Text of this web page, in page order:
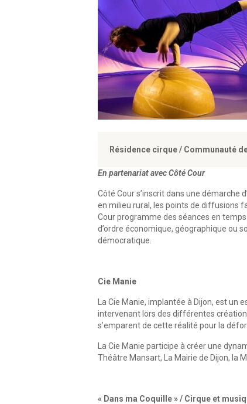
Résidence cirque / Communauté
En partenariat avec Côté Cour
Côté Cour s’inscrit dans une démarche
en milieu rural, les points de diffusions
Cour programme des séances en
d’ordre économique, géographique ou
démocratique.
Cie Manie
La Cie Manie, implantée à Dijon, est
intervenant lors des différentes
s’emparent de cette réalité pour la
La Cie Manie participe à créer une
Théâtre Mansart, La Mairie de Dijon, la
« Dans ma Coquille » / Cirque et